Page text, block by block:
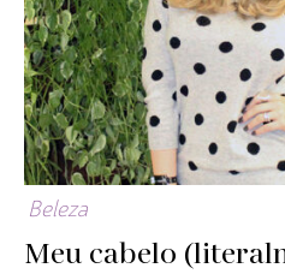
Beleza
Meu cabelo